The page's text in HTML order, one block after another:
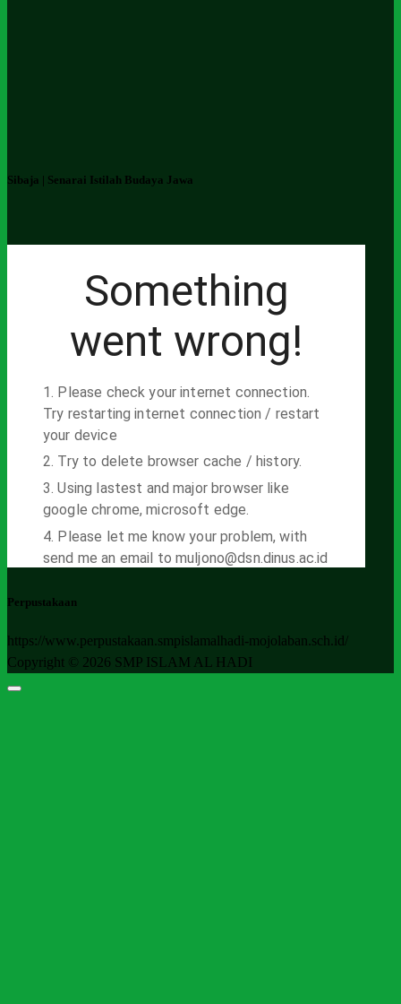
Sibaja | Senarai Istilah Budaya Jawa
Perpustakaan
https://www.perpustakaan.smpislamalhadi-mojolaban.sch.id/
Copyright © 2026 SMP ISLAM AL HADI